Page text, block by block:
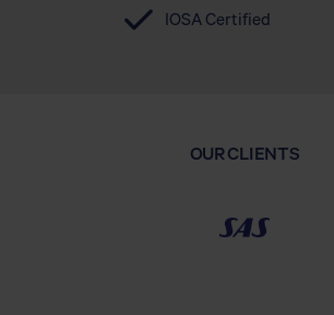
IOSA Certified
OUR CLIENTS